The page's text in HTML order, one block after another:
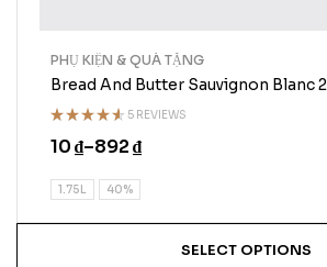
Bread And Butter Sauvignon Blanc
Rated
4.50out
5 REVIEWS
PHỤ KIỆN & QUÀ TẶNG
10₫–892₫
1.75L 40%
SELECT OPTIONS